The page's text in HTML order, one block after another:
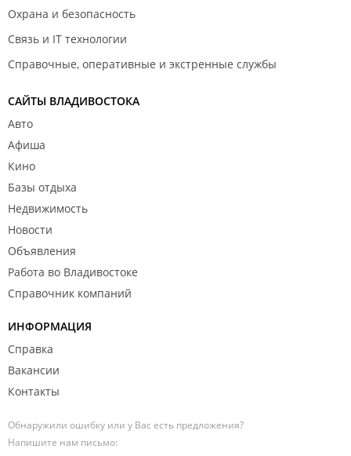
Охрана и безопасность
Связь и IT технологии
Справочные, оперативные и экстренные службы
САЙТЫ ВЛАДИВОСТОКА
Авто
Афиша
Кино
Базы отдыха
Недвижимость
Новости
Объявления
Работа во Владивостоке
Справочник компаний
ИНФОРМАЦИЯ
Справка
Вакансии
Контакты
Обнаружили ошибку или у Вас есть предложения?
Напишите нам письмо: